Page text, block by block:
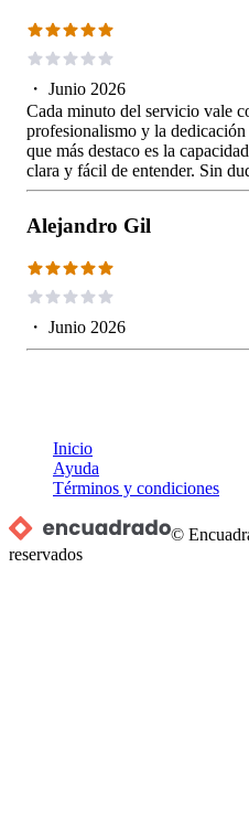
・ Junio 2026
Cada minuto del servicio vale
profesionalismo y la
que más destaco es la
clara y fácil de entender. Sin
Alejandro Gil
・ Junio 2026
Inicio
Ayuda
Términos y condiciones
©
reservados